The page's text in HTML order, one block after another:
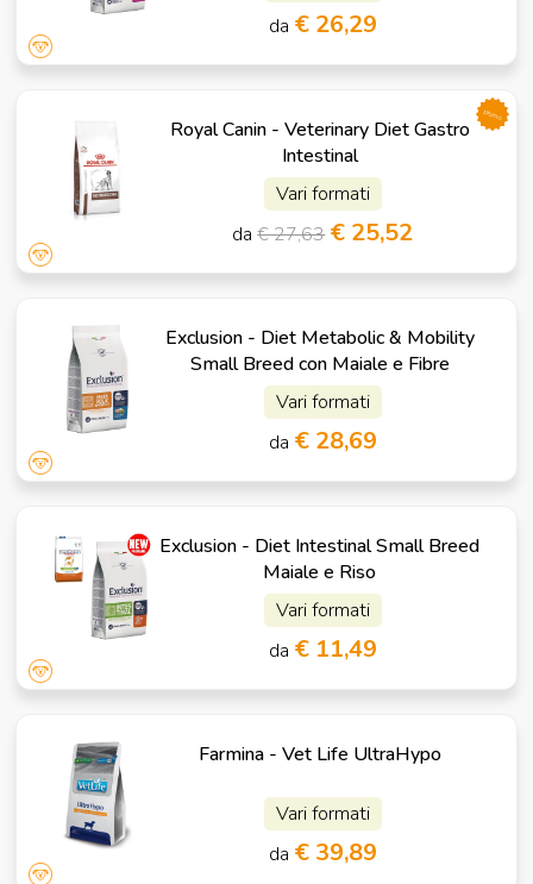
da € 26,29
Royal Canin - Veterinary Diet Gastro
Intestinal
Vari formati
da€ 27,63 € 25,52
promo
Exclusion - Diet Metabolic & Mobility
Small Breed con Maiale e Fibre
Vari formati
da € 28,69
Exclusion - Diet Intestinal Small Breed
Maiale e Riso
Vari formati
da € 11,49
Farmina - Vet Life UltraHypo
Vari formati
da € 39,89